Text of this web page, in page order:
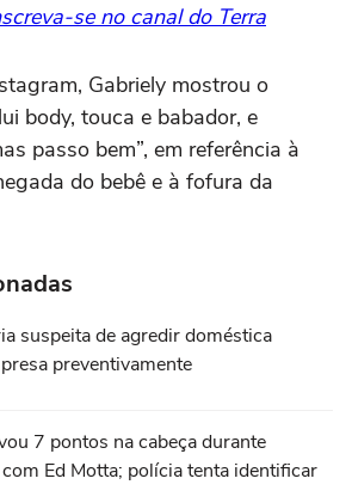
se no canal do Terra
Gabriely mostrou o
body, touca e babador, e
passo bem”, em referência à
do bebê e à fofura da
suspeita de agredir doméstica
preventivamente
7 pontos na cabeça durante
Ed Motta; polícia tenta identificar